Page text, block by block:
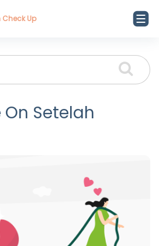
Check Up
On Setelah